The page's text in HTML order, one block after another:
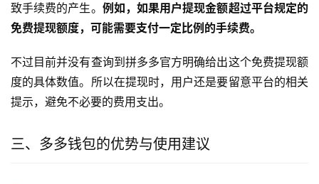
致手续费的产生。 例如，如果用户提现金额超过平台规定的
免费提现额度，可能需要支付一定比例的手续费。
不过目前并没有查询到拼多多官方明确给出这个免费提现额
度的具体数值。所以在提现时，用户还是要留意平台的相关
提示，避免不必要的费用支出。
三、多多钱包的优势与使用建议